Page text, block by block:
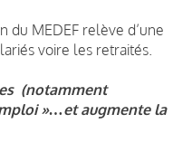
du MEDEF relève d’une
voire les retraités.
(notamment
»…et augmente la